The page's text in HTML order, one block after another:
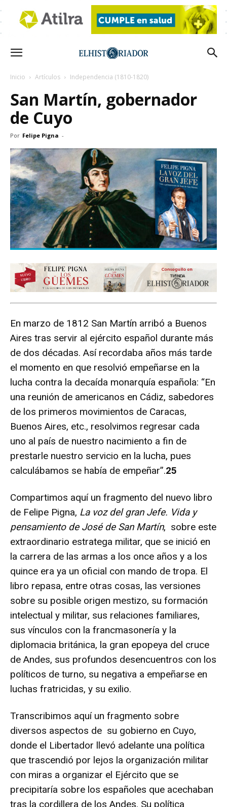
Inicio Artículos Independencia (1810-1820)
San Martín, gobernador
de Cuyo
Por Felipe Pigna -
En marzo de 1812 San Martín arribó a Buenos
Aires tras servir al ejército español durante más
de dos décadas. Así recordaba años más tarde
el momento en que resolvió empeñarse en la
lucha contra la decaída monarquía española: “En
una reunión de americanos en Cádiz, sabedores
de los primeros movimientos de Caracas,
Buenos Aires, etc., resolvimos regresar cada
uno al país de nuestro nacimiento a fin de
prestarle nuestro servicio en la lucha, pues
calculábamos se había de empeñar”.25
Compartimos aquí un fragmento del nuevo libro
de Felipe Pigna, La voz del gran Jefe. Vida y
pensamiento de José de San Martín, sobre este
extraordinario estratega militar, que se inició en
la carrera de las armas a los once años y a los
quince era ya un oficial con mando de tropa. El
libro repasa, entre otras cosas, las versiones
sobre su posible origen mestizo, su formación
intelectual y militar, sus relaciones familiares,
sus vínculos con la francmasonería y la
diplomacia británica, la gran epopeya del cruce
de Andes, sus profundos desencuentros con los
políticos de turno, su negativa a empeñarse en
luchas fratricidas, y su exilio.
Transcribimos aquí un fragmento sobre
diversos aspectos de su gobierno en Cuyo,
donde el Libertador llevó adelante una política
que trascendió por lejos la organización militar
con miras a organizar el Ejército que se
precipitaría sobre los españoles que acechaban
tras la cordillera de los Andes. Su política